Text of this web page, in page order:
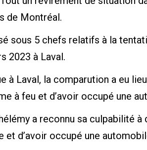
de Montréal.
sous 5 chefs relatifs à la
2023 à Laval.
à Laval, la comparution a eu
à feu et d’avoir occupé une
a reconnu sa culpabilité
et d’avoir occupé une